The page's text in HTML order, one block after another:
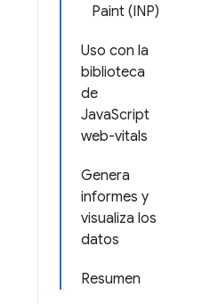
Paint (INP)
Uso con la
biblioteca
de
JavaScript
web-vitals
Genera
informes y
visualiza los
datos
Resumen